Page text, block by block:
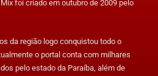
foi criado em outubro de 2009 pelo
da região logo conquistou todo o
o portal conta com milhares
pelo estado da Paraíba, além de